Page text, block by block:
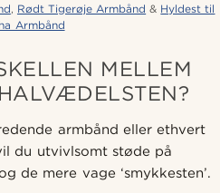
, Rødt Tigerøje Armbånd & Hyldest til
Armbånd
MELLEM
armbånd eller ethvert
du utvivlsomt støde på
de mere vage ‘smykkesten’.